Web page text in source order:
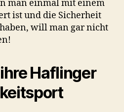
man einmal mit einem
ist und die Sicherheit
will man gar nicht
Haflinger